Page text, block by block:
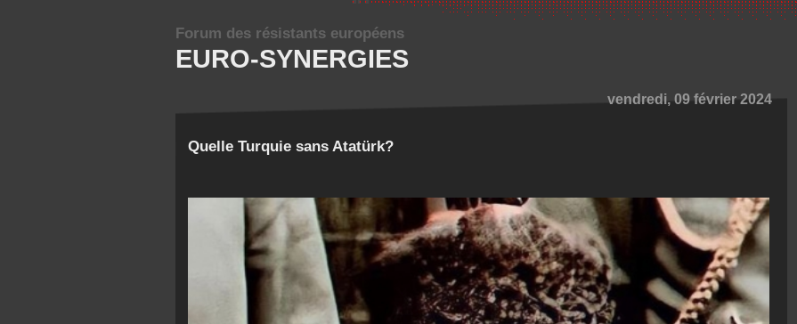
EURO-SYNERGIES
Forum des résistants européens
vendredi, 09 février 2024
Quelle Turquie sans Atatürk?